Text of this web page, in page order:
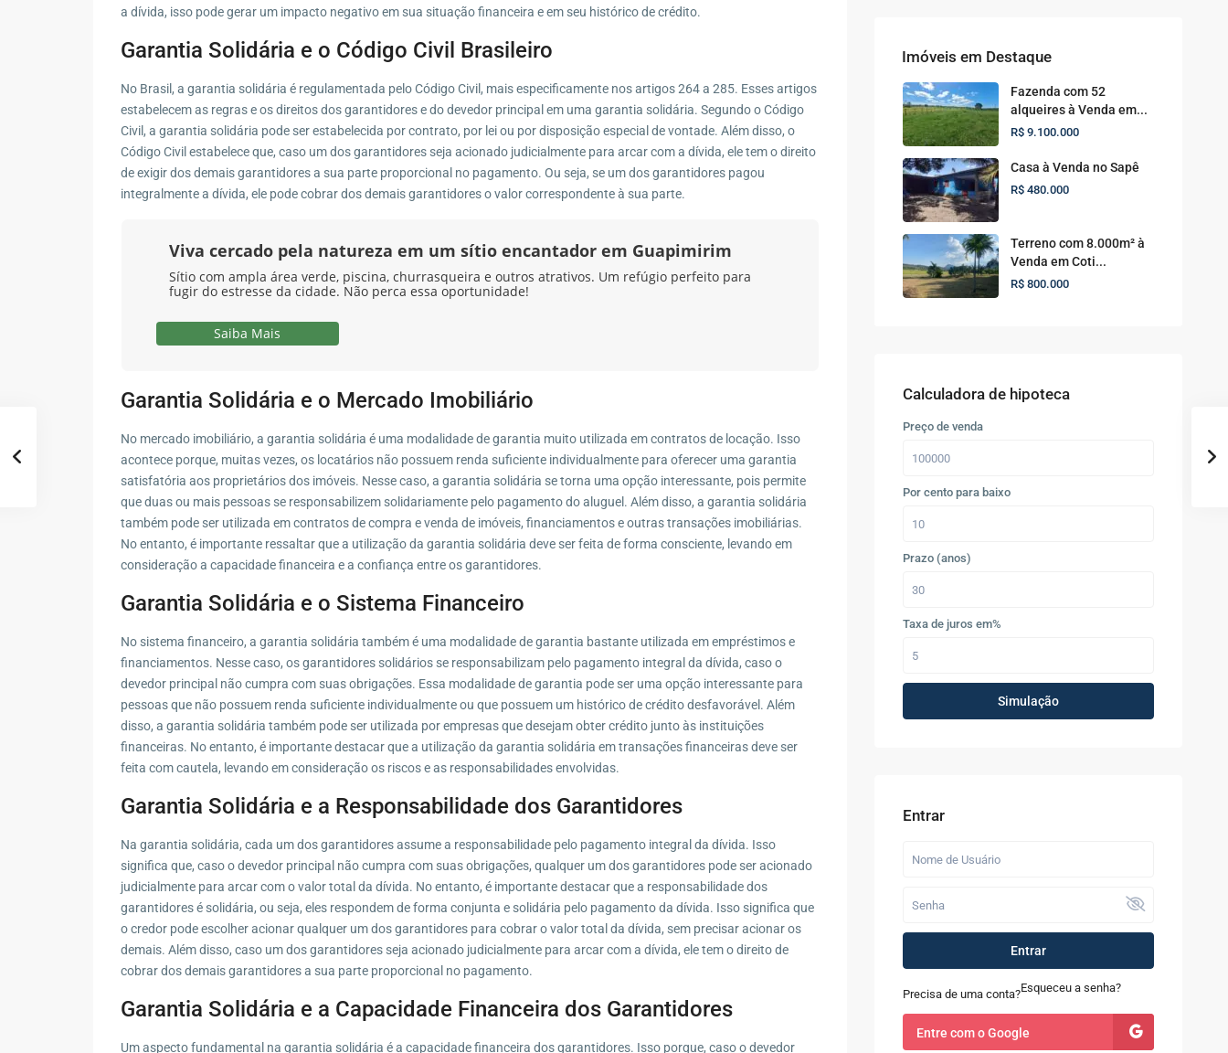
a dívida, isso pode gerar um impacto negativo em sua situação financeira e em seu histórico de crédito.
Garantia Solidária e o Código Civil Brasileiro
No Brasil, a garantia solidária é regulamentada pelo Código Civil, mais especificamente nos artigos 264 a 285. Esses artigos
estabelecem as regras e os direitos dos garantidores e do devedor principal em uma garantia solidária. Segundo o Código
Civil, a garantia solidária pode ser estabelecida por contrato, por lei ou por disposição especial de vontade. Além disso, o
Código Civil estabelece que, caso um dos garantidores seja acionado judicialmente para arcar com a dívida, ele tem o direito
de exigir dos demais garantidores a sua parte proporcional no pagamento. Ou seja, se um dos garantidores pagou
integralmente a dívida, ele pode cobrar dos demais garantidores o valor correspondente à sua parte.
Viva cercado pela natureza em um sítio encantador em Guapimirim
Sítio com ampla área verde, piscina, churrasqueira e outros atrativos. Um refúgio perfeito para
fugir do estresse da cidade. Não perca essa oportunidade!
Saiba Mais
Garantia Solidária e o Mercado Imobiliário
No mercado imobiliário, a garantia solidária é uma modalidade de garantia muito utilizada em contratos de locação. Isso
acontece porque, muitas vezes, os locatários não possuem renda suficiente individualmente para oferecer uma garantia
satisfatória aos proprietários dos imóveis. Nesse caso, a garantia solidária se torna uma opção interessante, pois permite
que duas ou mais pessoas se responsabilizem solidariamente pelo pagamento do aluguel. Além disso, a garantia solidária
também pode ser utilizada em contratos de compra e venda de imóveis, financiamentos e outras transações imobiliárias.
No entanto, é importante ressaltar que a utilização da garantia solidária deve ser feita de forma consciente, levando em
consideração a capacidade financeira e a confiança entre os garantidores.
Garantia Solidária e o Sistema Financeiro
No sistema financeiro, a garantia solidária também é uma modalidade de garantia bastante utilizada em empréstimos e
financiamentos. Nesse caso, os garantidores solidários se responsabilizam pelo pagamento integral da dívida, caso o
devedor principal não cumpra com suas obrigações. Essa modalidade de garantia pode ser uma opção interessante para
pessoas que não possuem renda suficiente individualmente ou que possuem um histórico de crédito desfavorável. Além
disso, a garantia solidária também pode ser utilizada por empresas que desejam obter crédito junto às instituições
financeiras. No entanto, é importante destacar que a utilização da garantia solidária em transações financeiras deve ser
feita com cautela, levando em consideração os riscos e as responsabilidades envolvidas.
Garantia Solidária e a Responsabilidade dos Garantidores
Na garantia solidária, cada um dos garantidores assume a responsabilidade pelo pagamento integral da dívida. Isso
significa que, caso o devedor principal não cumpra com suas obrigações, qualquer um dos garantidores pode ser acionado
judicialmente para arcar com o valor total da dívida. No entanto, é importante destacar que a responsabilidade dos
garantidores é solidária, ou seja, eles respondem de forma conjunta e solidária pelo pagamento da dívida. Isso significa que
o credor pode escolher acionar qualquer um dos garantidores para cobrar o valor total da dívida, sem precisar acionar os
demais. Além disso, caso um dos garantidores seja acionado judicialmente para arcar com a dívida, ele tem o direito de
cobrar dos demais garantidores a sua parte proporcional no pagamento.
Garantia Solidária e a Capacidade Financeira dos Garantidores
Um aspecto fundamental na garantia solidária é a capacidade financeira dos garantidores. Isso porque, caso o devedor
Imóveis em Destaque
Fazenda com 52
alqueires à Venda em...
R$ 9.100.000
Casa à Venda no Sapê
R$ 480.000
Terreno com 8.000m² à
Venda em Coti...
R$ 800.000
Calculadora de hipoteca
Preço de venda
Por cento para baixo
Prazo (anos)
Taxa de juros em%
Simulação
Entrar
Entrar
Precisa de uma conta?Esqueceu a senha?
Entre com o Google